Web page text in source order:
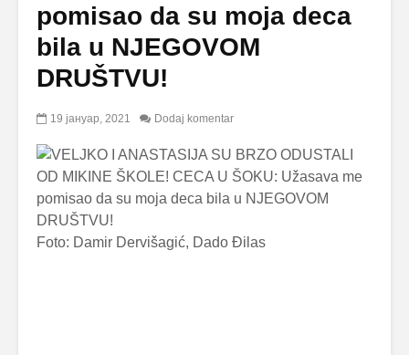
pomisao da su moja deca
bila u NJEGOVOM
DRUŠTVU!
19 јануар, 2021 Dodaj komentar
Foto: Damir Dervišagić, Dado Đilas